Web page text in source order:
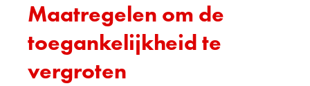
Maatregelen om de
toegankelijkheid te
vergroten